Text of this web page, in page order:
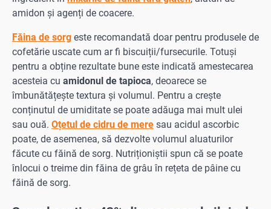
amidon și agenți de coacere.
Făina de sorg este recomandată doar pentru produsele de
cofetărie uscate cum ar fi biscuiții/fursecurile. Totuși
pentru a obține rezultate bune este indicată amestecarea
acesteia cu amidonul de tapioca, deoarece se
îmbunătățește textura și volumul. Pentru a crește
conținutul de umiditate se poate adăuga mai mult ulei
sau ouă. Oțetul de cidru de mere sau acidul ascorbic
poate, de asemenea, să dezvolte volumul aluaturilor
făcute cu făină de sorg. Nutriționiștii spun că se poate
înlocui o treime din făina de grâu în rețeta de pâine cu
făină de sorg.